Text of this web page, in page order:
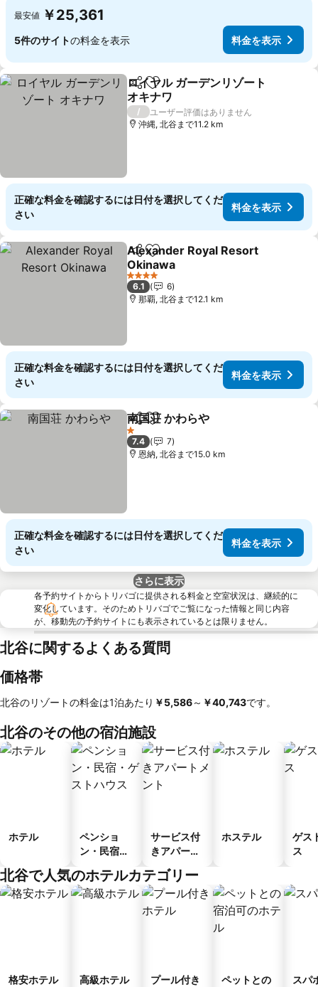
最安値 ￥25,361
5件のサイトの料金を表示 料金を表示
シェアお気に入りに追加
ロイヤル ガーデンリゾート
オキナワ
料金を表示
/
ユーザー評価はありません
沖縄, 北谷まで11.2 km
正確な料金を確認するには日付を選択してくだ
さい
料金を表示
シェアお気に入りに追加
Alexander Royal Resort
Okinawa
料金を表示
4 ホテルのランク
6.1
6
那覇, 北谷まで12.1 km
正確な料金を確認するには日付を選択してくだ
さい
料金を表示
シェアお気に入りに追加
南国荘 かわらや
1 ホテルのランク
7.4
7
恩納, 北谷まで15.0 km
正確な料金を確認するには日付を選択してくだ
さい
料金を表示
さらに表示
各予約サイトからトリバゴに提供される料金と空室状況は、継続的に
変化しています。そのためトリバゴでご覧になった情報と同じ内容
が、移動先の予約サイトにも表示されているとは限りません。
北谷に関するよくある質問
価格帯
北谷のリゾートの料金は1泊あたり ‎￥5,586～ ‎￥40,743です。
北谷のその他の宿泊施設
ホテル
ペンショ
ン・民宿・
ス
サービス付
きアパート
ホステル
ゲス
ス
北谷で人気のホテルカテゴリー
格安ホテル 高級ホテル
プール付き
ペットとの
スパ